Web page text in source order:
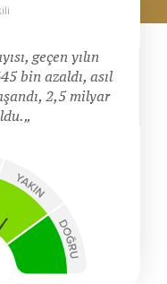
geçen yılın
bin azaldı, asıl
2,5 milyar